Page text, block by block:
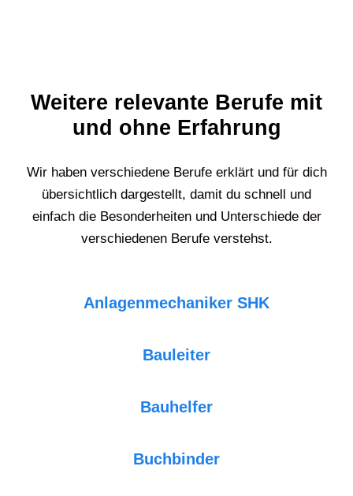
Weitere relevante Berufe mit
und ohne Erfahrung
Wir haben verschiedene Berufe erklärt und für dich
übersichtlich dargestellt, damit du schnell und
einfach die Besonderheiten und Unterschiede der
verschiedenen Berufe verstehst.
Anlagenmechaniker SHK
Bauleiter
Bauhelfer
Buchbinder